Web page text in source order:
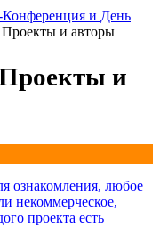
и День
и авторы
и
ознакомления, любое
некоммерческое,
проекта есть